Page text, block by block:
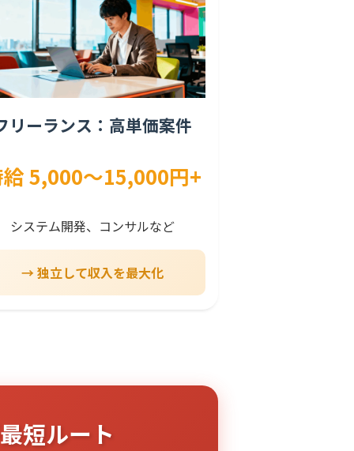
リーランス：高単価案件
5,000〜15,000円+
システム開発、コンサルなど
→ 独立して収入を最大化
最短ルート